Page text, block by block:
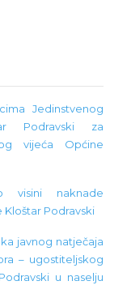
Jedinstvenog
Podravski za
vijeća Općine
naknade
Podravski
javnog natječaja
– ugostiteljskog
u naselju